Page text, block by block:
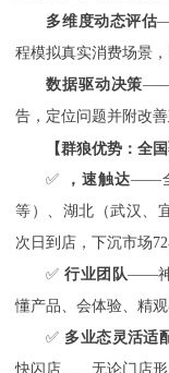
多维度动态评估
程模拟真实消费场景
数据驱动决策
告，定位问题并附改
【群狼优势：全
✅
，速触达——
等）、湖北（武汉、
次日到店，下沉市场
✅行业团队——神
懂产品、会体验、精观
✅ 多业态灵活适
快闪店……无论门店形